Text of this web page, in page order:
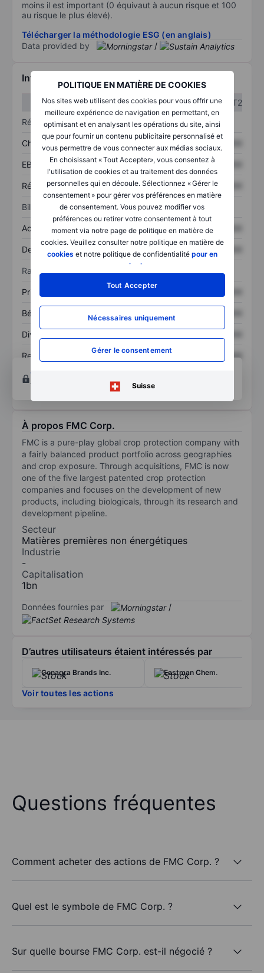
POLITIQUE EN MATIÈRE DE COOKIES
Nos sites web utilisent des cookies pour vous offrir une
meilleure expérience de navigation en permettant, en
optimisant et en analysant les opérations du site, ainsi
que pour fournir un contenu publicitaire personnalisé et
vous permettre de vous connecter aux médias sociaux.
En choisissant « Tout Accepter», vous consentez à
l'utilisation de cookies et au traitement des données
personnelles qui en découle. Sélectionnez « Gérer le
consentement » pour gérer vos préférences en matière
de consentement. Vous pouvez modifier vos
préférences ou retirer votre consentement à tout
moment via notre page de politique en matière de
cookies. Veuillez consulter notre politique en matière de
cookies et notre politique de confidentialité pour en
savoir plus
Tout Accepter
Nécessaires uniquement
Gérer le consentement
Suisse
moins il est important (0 équivaut à aucun risque et 100
au risque le plus élevé).
Télécharger la méthodologie ESG (en anglais)
Data provided by
/
Informations financières
T1
T2
Résultats
Chiffre d’affaires XXXXXXX XXXXXXX
EBITDA XXXXXXX XXXXXXX
Résultat net XXXXXXX XXXXXXX
Bilan
Actifs totaux XXXXXXX XXXXXXX
Dette totale XXXXXXX
Ratios
Prix / ventes XXXXXXX
Bénéfice par action XXXXXXX
Dividende par action
Rendement des
XXXXXXX
XXXXXXX
Ouvrir un compte
techniques et d’analyse.
À propos FMC Corp.
FMC is a pure-play global crop protection company with
a fairly balanced product portfolio across geographies
and crop exposure. Through acquisitions, FMC is now
one of the five largest patented crop protection
companies and focuses on the development of new
products, including biologicals, through its research and
development pipeline.
Secteur
Matières premières non énergétiques
Industrie
-
Capitalisation
1bn
Données fournies par /
D’autres utilisateurs étaient intéressés par
Conagra Brands Inc. Eastman Chem.
Voir toutes les actions
Questions fréquentes
Comment acheter des actions de FMC Corp. ?
Quel est le symbole de FMC Corp. ?
Sur quelle bourse FMC Corp. est-il négocié ?